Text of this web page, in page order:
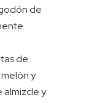
de
de
y
almizcle y